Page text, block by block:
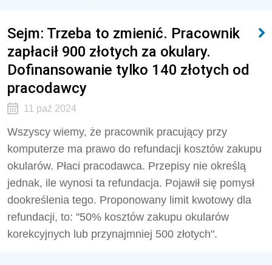
Sejm: Trzeba to zmienić. Pracownik
zapłacił 900 złotych za okulary.
Dofinansowanie tylko 140 złotych od
pracodawcy
11 paź 2024
Wszyscy wiemy, że pracownik pracujący przy
komputerze ma prawo do refundacji kosztów zakupu
okularów. Płaci pracodawca. Przepisy nie określą
jednak, ile wynosi ta refundacja. Pojawił się pomysł
dookreślenia tego. Proponowany limit kwotowy dla
refundacji, to: "50% kosztów zakupu okularów
korekcyjnych lub przynajmniej 500 złotych".